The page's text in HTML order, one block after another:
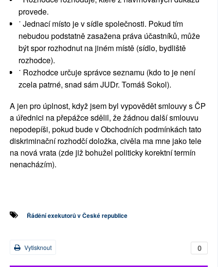
provede.
˙ Jednací místo je v sídle společnosti. Pokud tím
nebudou podstatně zasažena práva účastníků, může
být spor rozhodnut na jiném místě (sídlo, bydliště
rozhodce).
˙ Rozhodce určuje správce seznamu (kdo to je není
zcela patrné, snad sám JUDr. Tomáš Sokol).
A jen pro úplnost, když jsem byl vypovědět smlouvy s ČP
a úřednici na přepážce sdělil, že žádnou další smlouvu
nepodepíši, pokud bude v Obchodních podmínkách tato
diskriminační rozhodčí doložka, civěla ma mne jako tele
na nová vrata (zde již bohužel politicky korektní termín
nenacházím).
Řádění exekutorů v České republice
0
Vytisknout